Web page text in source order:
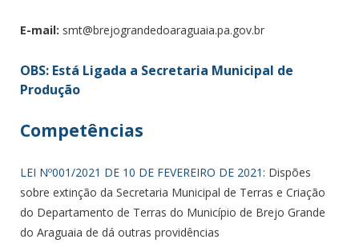
E-mail: smt@brejograndedoaraguaia.pa.gov.br
OBS: Está Ligada a Secretaria Municipal de
Produção
Competências
LEI Nº001/2021 DE 10 DE FEVEREIRO DE 2021: Dispões
sobre extinção da Secretaria Municipal de Terras e Criação
do Departamento de Terras do Município de Brejo Grande
do Araguaia de dá outras providências